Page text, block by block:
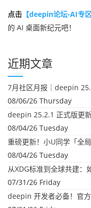
点击 【deepin论坛-AI专区
的 AI 桌面新纪元吧！
近期文章
7月社区月报｜deepin
08/06/26 Thursday
deepin 25.2.1 正式版更新
08/04/26 Tuesday
08/04/26 Tuesday
从XDG标准到全球共建：
07/31/26 Friday
deepin 开发者必备！官